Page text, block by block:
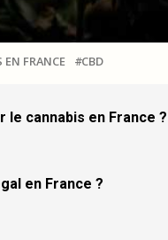
FRANCE CBD
le cannabis en France ?
en France ?